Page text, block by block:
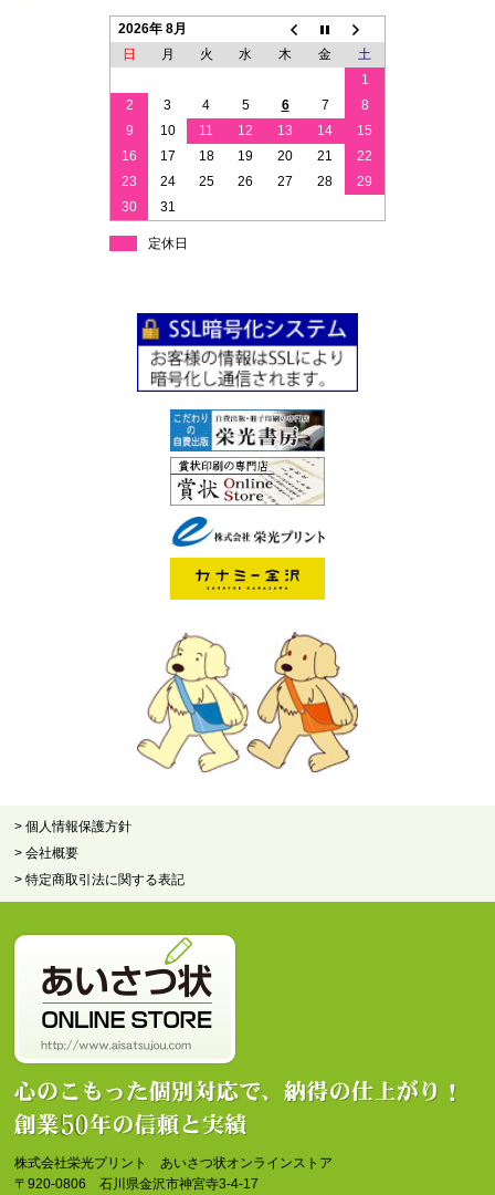
2026年 8月
日
月 火 水 木 金
土
1
2
3 4 5 6 7
8
9
10 11 12 13 14
15
16
17 18 19 20 21
22
23
24 25 26 27 28
29
30
31
定休日
> 個人情報保護方針
> 会社概要
> 特定商取引法に関する表記
株式会社栄光プリント あいさつ状オンラインストア
〒920-0806 石川県金沢市神宮寺3-4-17